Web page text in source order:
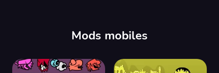
Mods mobiles